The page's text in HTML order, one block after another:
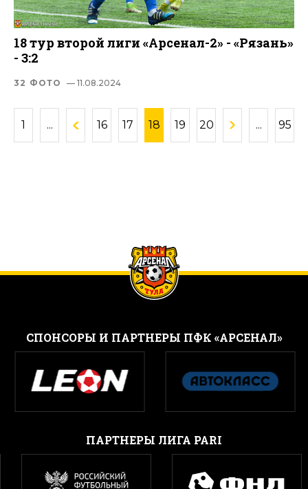
18 тур второй лиги «Арсенал-2» - «Рязань»
- 3:2
32 ФОТО — 11.08.2024
1 ... 16 17 18 19 20 ... 95
CПОНСОРЫ И ПАРТНЕРЫ ПФК «АРСЕНАЛ»
ПАРТНЕРЫ ЛИГА PARI